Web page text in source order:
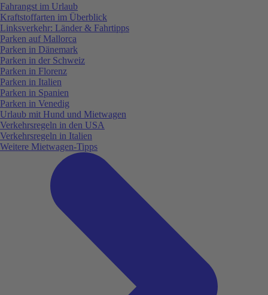
Fahrangst im Urlaub
Kraftstoffarten im Überblick
Linksverkehr: Länder & Fahrtipps
Parken auf Mallorca
Parken in Dänemark
Parken in der Schweiz
Parken in Florenz
Parken in Italien
Parken in Spanien
Parken in Venedig
Urlaub mit Hund und Mietwagen
Verkehrsregeln in den USA
Verkehrsregeln in Italien
Weitere Mietwagen-Tipps